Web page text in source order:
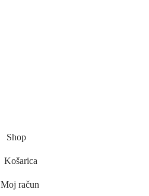
Shop
Košarica
Moj račun